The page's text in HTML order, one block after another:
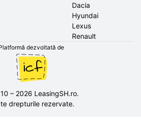
Dacia
Hyundai
Lexus
Renault
dezvoltată de
– 2026 LeasingSH.ro.
drepturile rezervate.